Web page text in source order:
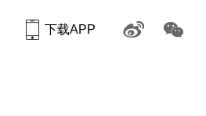
下载APP